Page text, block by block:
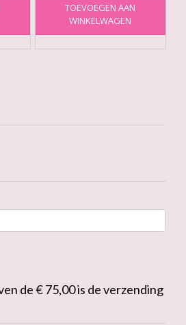
TOEVOEGEN AAN
WINKELWAGEN
de € 75,00 is de verzending